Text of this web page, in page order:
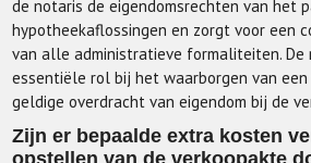
de notaris de eigendomsrechten van het
hypotheekaflossingen en zorgt voor een
van alle administratieve formaliteiten.
essentiële rol bij het waarborgen van
geldige overdracht van eigendom bij de
Zijn er bepaalde extra kosten
opstellen van de verkoopakte